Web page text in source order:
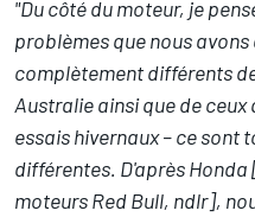
"Du côté du moteur, je
problèmes que nous
complètement différents
Australie ainsi que de ceux
essais hivernaux – ce sont
différentes. D'après
moteurs Red Bull, ndlr],